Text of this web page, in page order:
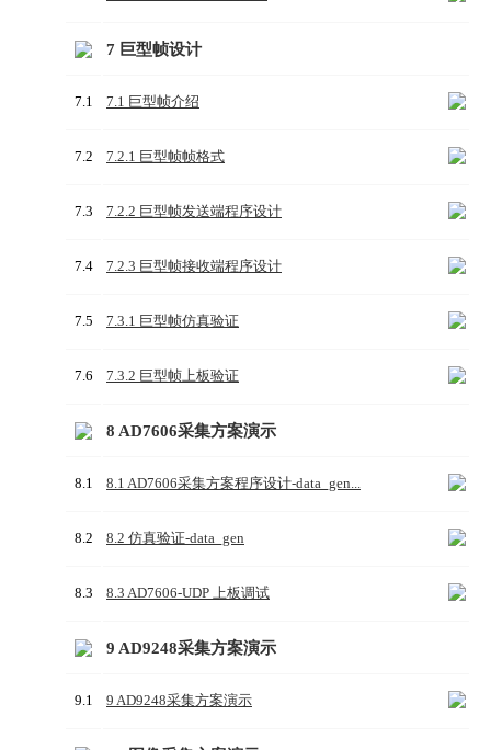
7 巨型帧设计
7.1 7.1 巨型帧介绍
7.2 7.2.1 巨型帧帧格式
7.3 7.2.2 巨型帧发送端程序设计
7.4 7.2.3 巨型帧接收端程序设计
7.5 7.3.1 巨型帧仿真验证
7.6 7.3.2 巨型帧上板验证
8 AD7606采集方案演示
8.1 8.1 AD7606采集方案程序设计-data_gen...
8.2 8.2 仿真验证-data_gen
8.3 8.3 AD7606-UDP 上板调试
9 AD9248采集方案演示
9.1 9 AD9248采集方案演示